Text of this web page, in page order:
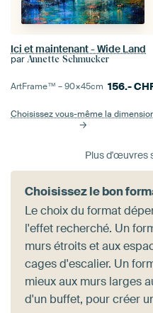
Ici et maintenant - Wide Land
par Annette Schmucker
ArtFrame™ –90×45cm 156.-
Choisissez vous-même la
Plus d'œuvres
Choisissez le bon
Le choix du format
l'effet recherché. Un
murs étroits et aux
cages d'escalier. Un
mieux aux murs larges
d'un buffet, pour créer